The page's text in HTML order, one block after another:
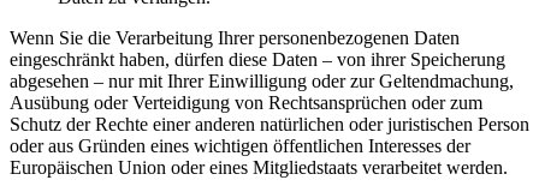
Wenn Sie die Verarbeitung Ihrer personenbezogenen Daten
eingeschränkt haben, dürfen diese Daten – von ihrer Speicherung
abgesehen – nur mit Ihrer Einwilligung oder zur Geltendmachung,
Ausübung oder Verteidigung von Rechtsansprüchen oder zum
Schutz der Rechte einer anderen natürlichen oder juristischen Person
oder aus Gründen eines wichtigen öffentlichen Interesses der
Europäischen Union oder eines Mitgliedstaats verarbeitet werden.